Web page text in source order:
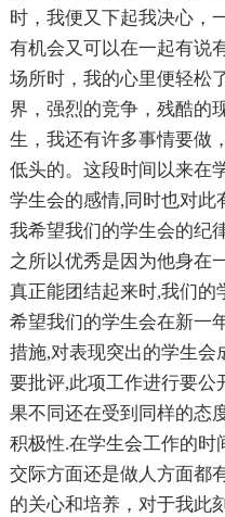
时，我便又下起我决心，
有机会又可以在一起有说
场所时，我的心里便轻松
界，强烈的竞争，残酷的
生，我还有许多事情要做
低头的。这段时间以来在
学生会的感情,同时也对此
我希望我们的学生会的纪
之所以优秀是因为他身在
真正能团结起来时,我们的
希望我们的学生会在新一
措施,对表现突出的学生会
要批评,此项工作进行要公
果不同还在受到同样的态
积极性.在学生会工作的时
交际方面还是做人方面都
的关心和培养，对于我此